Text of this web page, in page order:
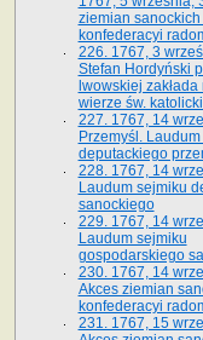
ziemian sanockich
konfederacyi
226. 1767, 3
Stefan Hordyński
lwowskiej
wierze św.
227. 1767, 14
Przemyśl.
deputackiego
228. 1767, 14
Laudum sejmiku
sanockiego
229. 1767, 14
Laudum sejmiku
gospodarskiego
230. 1767, 14
Akces ziemian
konfederacyi
231. 1767, 15